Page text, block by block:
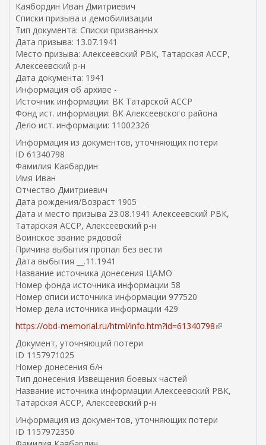
Каябордин Иван Дмитриевич
Списки призыва и демобилизации
Тип документа: Списки призванных
Дата призыва: 13.07.1941
Место призыва: Алексеевский РВК, Татарская АССР,
Алексеевский р-н
Дата документа: 1941
Информация об архиве -
Источник информации: ВК Татарской АССР
Фонд ист. информации: ВК Алексеевского района
Дело ист. информации: 11002326
Информация из документов, уточняющих потери
ID 61340798
Фамилия Каябардин
Имя Иван
Отчество Дмитриевич
Дата рождения/Возраст 1905
Дата и место призыва 23.08.1941 Алексеевский РВК,
Татарская АССР, Алексеевский р-н
Воинское звание рядовой
Причина выбытия пропал без вести
Дата выбытия __.11.1941
Название источника донесения ЦАМО
Номер фонда источника информации 58
Номер описи источника информации 977520
Номер дела источника информации 429
https://obd-memorial.ru/html/info.htm?id=61340798(
н
я
с
Документ, уточняющий потери
ID 1157971025
Номер донесения б/н
Тип донесения Извещения боевых частей
Название источника информации Алексеевский РВК,
Татарская АССР, Алексеевский р-н
Информация из документов, уточняющих потери
ID 1157972350